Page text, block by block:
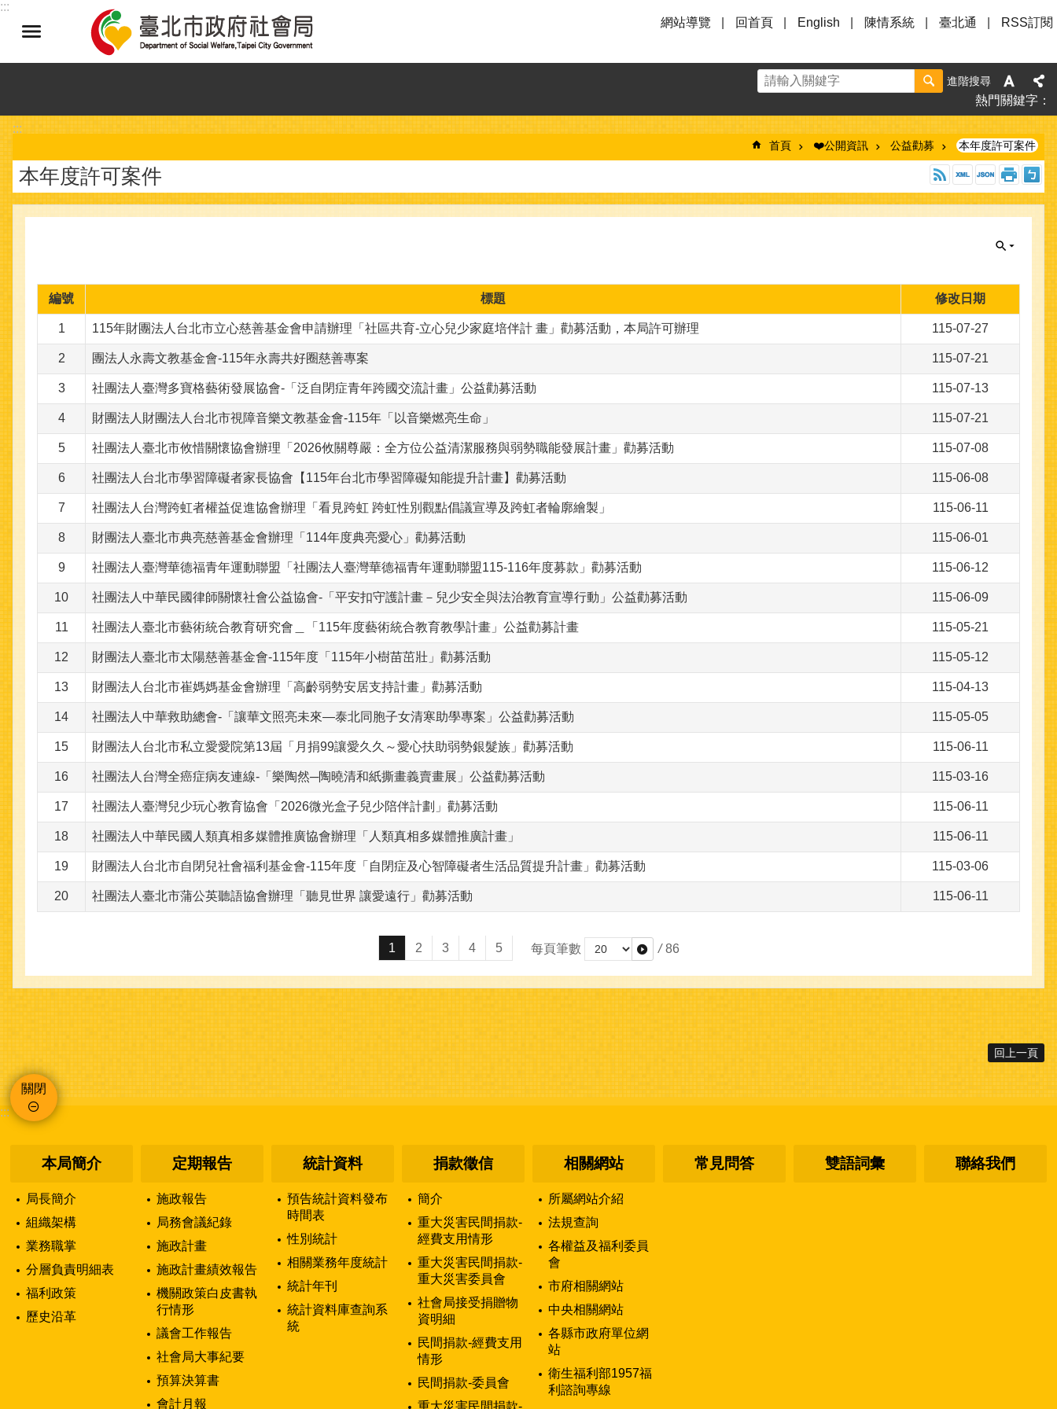
跳到主要內容區塊
:::
網站導覽
回首頁 English 陳情系統 臺北通 RSS訂閱
進階搜尋
熱門關鍵字
:::
首頁 ❤️公開資訊 公益勸募 本年度許可案件
本年度許可案件
編號 標題 修改日期
1 115年財團法人台北市立心慈善基金會申請辦理「社區共育-立心兒少家庭培伴計 畫」勸募活動，本局許可辦理 115-07-27
2 團法人永壽文教基金會-115年永壽共好圈慈善專案 115-07-21
3 社團法人臺灣多寶格藝術發展協會-「泛自閉症青年跨國交流計畫」公益勸募活動 115-07-13
4 財團法人財團法人台北市視障音樂文教基金會-115年「以音樂燃亮生命」 115-07-21
5 社團法人臺北市攸惜關懷協會辦理「2026攸關尊嚴：全方位公益清潔服務與弱勢職能發展計畫」勸募活動 115-07-08
6 社團法人台北市學習障礙者家長協會【115年台北市學習障礙知能提升計畫】勸募活動 115-06-08
7 社團法人台灣跨虹者權益促進協會辦理「看見跨虹 跨虹性別觀點倡議宣導及跨虹者輪廓繪製」 115-06-11
8 財團法人臺北市典亮慈善基金會辦理「114年度典亮愛心」勸募活動 115-06-01
9 社團法人臺灣華德福青年運動聯盟「社團法人臺灣華德福青年運動聯盟115-116年度募款」勸募活動 115-06-12
10 社團法人中華民國律師關懷社會公益協會-「平安扣守護計畫－兒少安全與法治教育宣導行動」公益勸募活動 115-06-09
11 社團法人臺北市藝術統合教育研究會＿「115年度藝術統合教育教學計畫」公益勸募計畫 115-05-21
12 財團法人臺北市太陽慈善基金會-115年度「115年小樹苗茁壯」勸募活動 115-05-12
13 財團法人台北市崔媽媽基金會辦理「高齡弱勢安居支持計畫」勸募活動 115-04-13
14 社團法人中華救助總會-「讓華文照亮未來—泰北同胞子女清寒助學專案」公益勸募活動 115-05-05
15 財團法人台北市私立愛愛院第13屆「月捐99讓愛久久～愛心扶助弱勢銀髮族」勸募活動 115-06-11
16 社團法人台灣全癌症病友連線-「樂陶然─陶曉清和紙撕畫義賣畫展」公益勸募活動 115-03-16
17 社團法人臺灣兒少玩心教育協會「2026微光盒子兒少陪伴計劃」勸募活動 115-06-11
18 社團法人中華民國人類真相多媒體推廣協會辦理「人類真相多媒體推廣計畫」 115-06-11
19 財團法人台北市自閉兒社會福利基金會-115年度「自閉症及心智障礙者生活品質提升計畫」勸募活動 115-03-06
20 社團法人臺北市蒲公英聽語協會辦理「聽見世界 讓愛遠行」勸募活動 115-06-11
1 2 3 4 5 每頁筆數 / 86
回上一頁
關閉
:::
本局簡介
局長簡介
組織架構
業務職掌
分層負責明細表
福利政策
歷史沿革
定期報告
施政報告
局務會議紀錄
施政計畫
施政計畫績效報告
機關政策白皮書執
行情形
議會工作報告
社會局大事紀要
預算決算書
會計月報
統計資料
預告統計資料發布
時間表
性別統計
相關業務年度統計
統計年刊
統計資料庫查詢系
統
捐款徵信
簡介
重大災害民間捐款-
經費支用情形
重大災害民間捐款-
重大災害委員會
社會局接受捐贈物
資明細
民間捐款-經費支用
情形
民間捐款-委員會
相關網站
所屬網站介紹
法規查詢
各權益及福利委員
會
市府相關網站
中央相關網站
各縣市政府單位網
站
衛生福利部1957福
利諮詢專線
常見問答 雙語詞彙 聯絡我們